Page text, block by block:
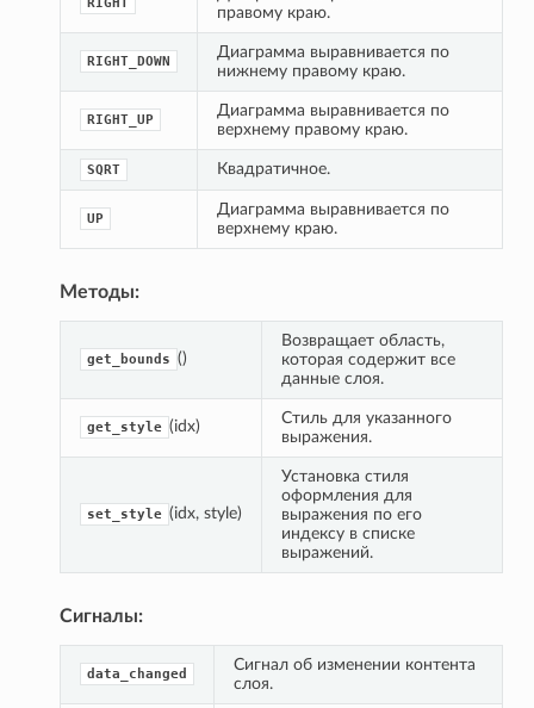
правому краю.
RIGHT_DOWN
Диаграмма выравнивается по
нижнему правому краю.
RIGHT_UP
Диаграмма выравнивается по
верхнему правому краю.
SQRT Квадратичное.
UP
Диаграмма выравнивается по
верхнему краю.
Методы:
get_bounds ()
Возвращает область,
которая содержит все
данные слоя.
get_style (idx)
Стиль для указанного
выражения.
set_style (idx, style)
Установка стиля
оформления для
выражения по его
индексу в списке
выражений.
Сигналы:
data_changed
Сигнал об изменении контента
слоя.